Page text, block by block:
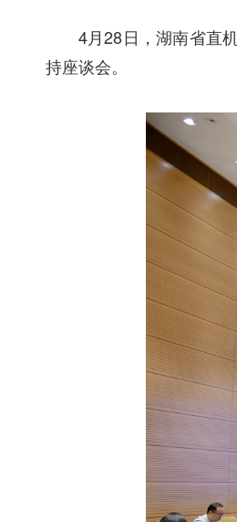
4月28日，湖南省直
持座谈会。